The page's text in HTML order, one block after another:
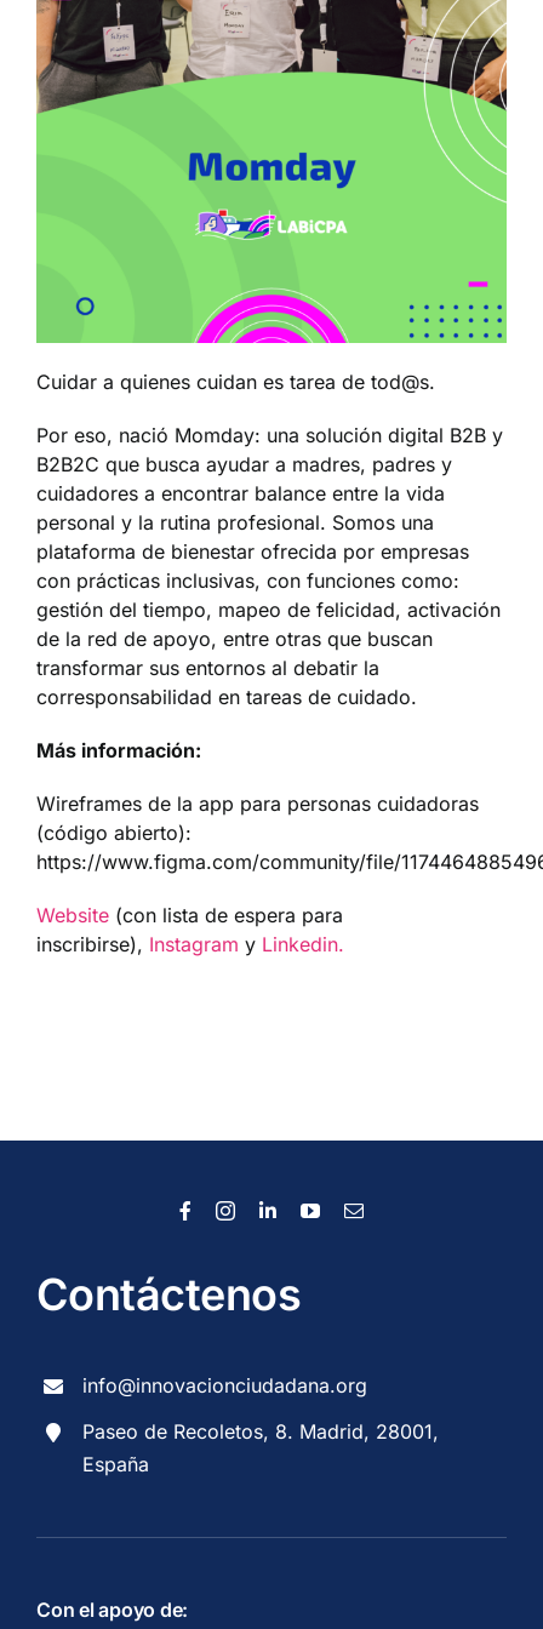
Cuidar a quienes cuidan es tarea de tod@s.
Por eso, nació Momday: una solución digital B2B y
B2B2C que busca ayudar a madres, padres y
cuidadores a encontrar balance entre la vida
personal y la rutina profesional. Somos una
plataforma de bienestar ofrecida por empresas
con prácticas inclusivas, con funciones como:
gestión del tiempo, mapeo de felicidad, activación
de la red de apoyo, entre otras que buscan
transformar sus entornos al debatir la
corresponsabilidad en tareas de cuidado.
Más información:
Wireframes de la app para personas cuidadoras
(código abierto):
https://www.figma.com/community/file/
Website(con lista de espera para
inscribirse), Instagram y Linkedin.
Contáctenos
info@innovacionciudadana.org
Paseo de Recoletos, 8. Madrid, 28001,
España
Con el apoyo de: